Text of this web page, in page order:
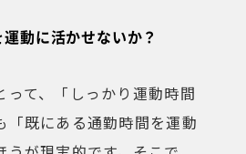
動に活かせないか？
って、「しっかり運動時間
「既にある通勤時間を運動